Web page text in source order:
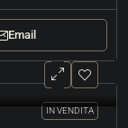
Email
IN VENDITA